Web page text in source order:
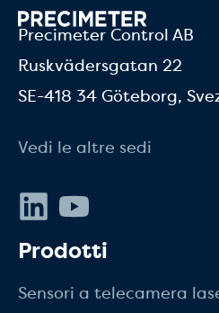
Precimeter Control AB
Ruskvädersgatan 22
SE-418 34 Göteborg,
Vedi le altre sedi
LinkedIn
Prodotti
Sensori a telecamera